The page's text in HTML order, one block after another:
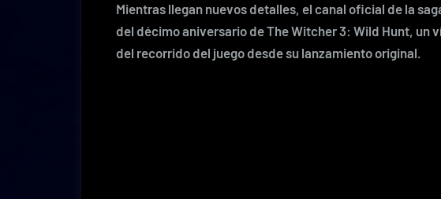
Mientras llegan nuevos detalles, el canal oficial de la
del décimo aniversario deThe Witcher 3: Wild Hunt, un
del recorrido del juego desde su lanzamiento original.